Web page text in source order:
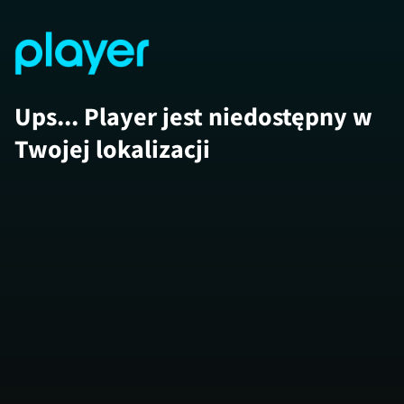
Ups... Player jest niedostępny w
Twojej lokalizacji